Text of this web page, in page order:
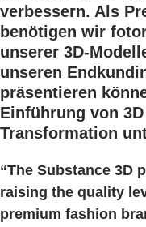
verbessern. Als
benötigen wir
unserer 3D-
unseren
präsentieren
Einführung von
Transformation
“The Substance 3D
raising the quality
premium fashion